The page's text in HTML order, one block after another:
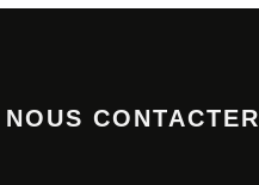
NOUS CONTACTER